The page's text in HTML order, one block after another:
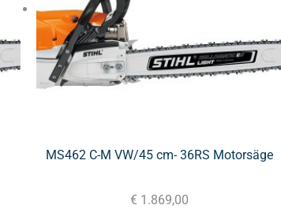
MS462 C-M VW/45 cm- 36RS Motorsäge
€ 1.869,00